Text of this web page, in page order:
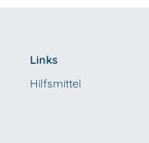
Links
Hilfsmittel